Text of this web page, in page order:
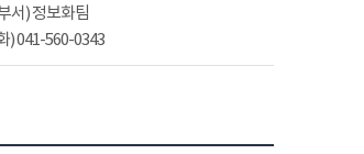
서) 정보화팀
) 041-560-0343